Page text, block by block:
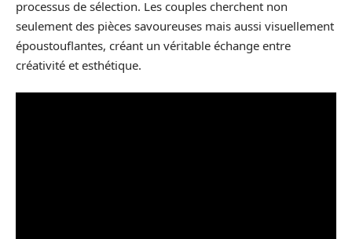
processus de sélection. Les couples cherchent non
seulement des pièces savoureuses mais aussi visuellement
époustouflantes, créant un véritable échange entre
créativité et esthétique.